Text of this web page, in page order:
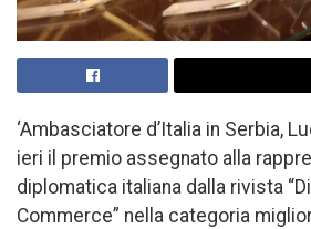
‘Ambasciatore d’Italia in Serbia,
ieri il premio assegnato alla
diplomatica italiana dalla rivista
Commerce” nella categoria